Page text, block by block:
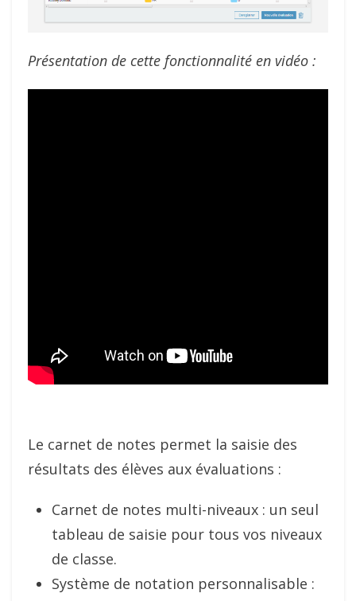
Présentation de cette fonctionnalité en vidéo :
Le carnet de notes permet la saisie des
résultats des élèves aux évaluations :
Carnet de notes multi-niveaux : un seul
tableau de saisie pour tous vos niveaux
de classe.
Système de notation personnalisable :